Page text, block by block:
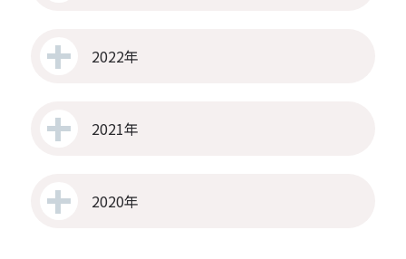
2022年
2021年
2020年